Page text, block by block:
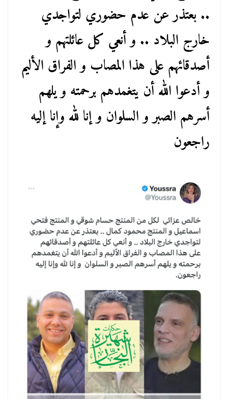
.. بعتذر عن عدم حضوري لتواجدي
خارج البلاد .. و أنعي كل عائلتهم و
أصدقائهم على هذا المصاب و الفراق الأليم
و أدعوا الله أن يتغمدهم برحمته و يلهم
أسرهم الصبر و السلوان و إنا لله وإنا إليه
راجعون